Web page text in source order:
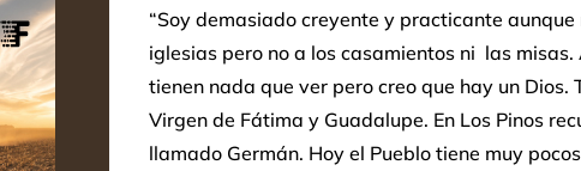
“Soy demasiado creyente y practicante
iglesias pero no a los casamientos ni las misas.
tienen nada que ver pero creo que hay un Dios.
Virgen de Fátima y Guadalupe. En Los Pinos
llamado Germán. Hoy el Pueblo tiene muy